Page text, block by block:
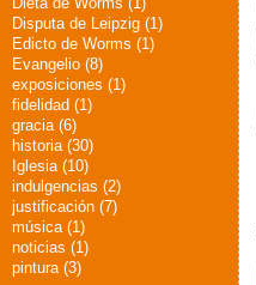
Disputa de Leipzig (1)
Edicto de Worms (1)
Evangelio (8)
exposiciones (1)
fidelidad (1)
gracia (6)
historia (30)
Iglesia (10)
indulgencias (2)
justificación (7)
música (1)
noticias (1)
pintura (3)